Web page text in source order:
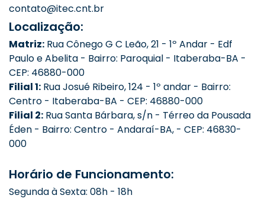
contato@itec.cnt.br
Localização:
Matriz: Rua Cônego G C Leão, 21 - 1º Andar - Edf
Paulo e Abelita - Bairro: Paroquial - Itaberaba-BA -
CEP: 46880-000
Filial 1: Rua Josué Ribeiro, 124 - 1º andar - Bairro:
Centro - Itaberaba-BA - CEP: 46880-000
Filial 2: Rua Santa Bárbara, s/n - Térreo da Pousada
Éden - Bairro: Centro - Andaraí-BA, - CEP: 46830-
000
Horário de Funcionamento:
Segunda à Sexta: 08h - 18h